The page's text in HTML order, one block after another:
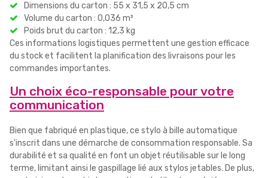
Dimensions du carton : 55 x 31,5 x 20,5 cm
Volume du carton : 0,036 m³
Poids brut du carton : 12,3 kg
Ces informations logistiques permettent une gestion efficace
du stock et facilitent la planification des livraisons pour les
commandes importantes.
Un choix éco-responsable pour votre
communication
Bien que fabriqué en plastique, ce stylo à bille automatique
s'inscrit dans une démarche de consommation responsable. Sa
durabilité et sa qualité en font un objet réutilisable sur le long
terme, limitant ainsi le gaspillage lié aux stylos jetables. De plus,